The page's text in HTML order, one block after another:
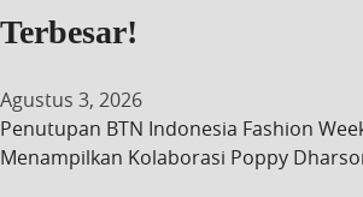
Terbesar!
Agustus 3, 2026
Penutupan BTN Indonesia Fashion
Menampilkan Kolaborasi Poppy